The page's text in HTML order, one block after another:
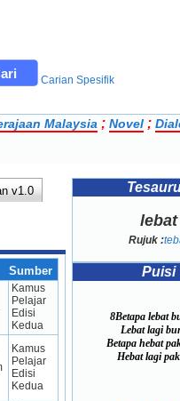
Carian Spesifik
Malaysia ; Novel ;
v1.0
Sumber
Kamus
Pelajar
Edisi
Kedua
Kamus
Pelajar
Edisi
Kedua
lebat
Rujuk :
Puisi
8Betapa lebat
Lebat lagi
Betapa hebat
Hebat lagi